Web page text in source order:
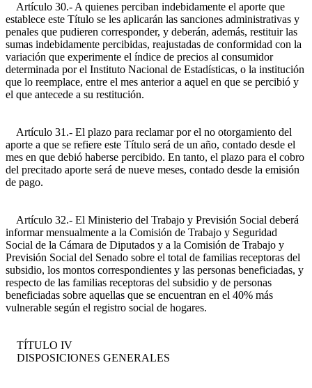
Artículo 30.- A quienes perciban indebidamente el aporte que
establece este Título se les aplicarán las sanciones administrativas y
penales que pudieren corresponder, y deberán, además, restituir las
sumas indebidamente percibidas, reajustadas de conformidad con la
variación que experimente el índice de precios al consumidor
determinada por el Instituto Nacional de Estadísticas, o la institución
que lo reemplace, entre el mes anterior a aquel en que se percibió y
el que antecede a su restitución.
Artículo 31.- El plazo para reclamar por el no otorgamiento del
aporte a que se refiere este Título será de un año, contado desde el
mes en que debió haberse percibido. En tanto, el plazo para el cobro
del precitado aporte será de nueve meses, contado desde la emisión
de pago.
Artículo 32.- El Ministerio del Trabajo y Previsión Social deberá
informar mensualmente a la Comisión de Trabajo y Seguridad
Social de la Cámara de Diputados y a la Comisión de Trabajo y
Previsión Social del Senado sobre el total de familias receptoras del
subsidio, los montos correspondientes y las personas beneficiadas, y
respecto de las familias receptoras del subsidio y de personas
beneficiadas sobre aquellas que se encuentran en el 40% más
vulnerable según el registro social de hogares.
TÍTULO IV
DISPOSICIONES GENERALES